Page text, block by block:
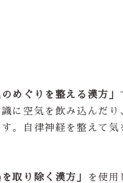
めぐりを整える漢方」
に空気を飲み込んだり
。自律神経を整えて気
を取り除く漢方」
を使用